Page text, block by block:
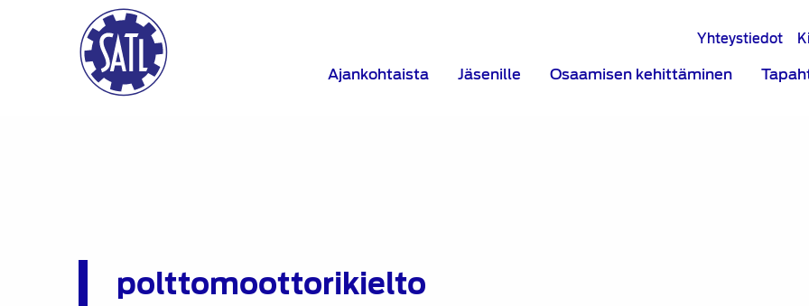
Yhteystiedot
Ajankohtaista Jäsenille Osaamisen kehittäminen
polttomoottorikielto